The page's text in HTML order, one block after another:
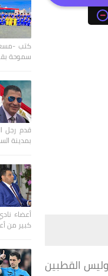
القطبين
سموحة
قدم رجل
بمدينة
أعضاء
كبير من